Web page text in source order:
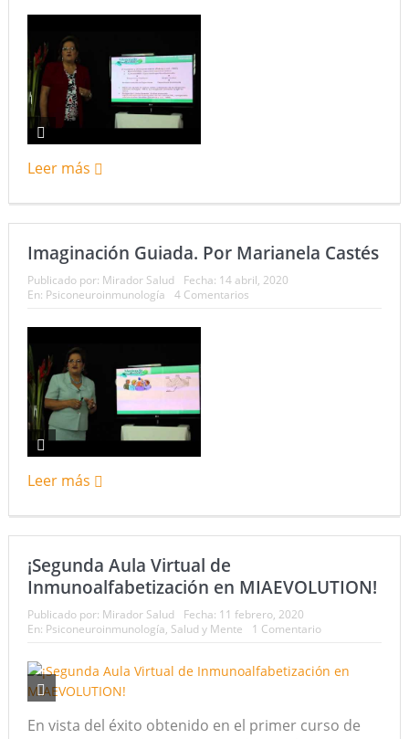
Leer más
Imaginación Guiada. Por Marianela Castés
Publicado por: Mirador Salud Fecha: 14 abril, 2020
En: Psiconeuroinmunología 4 Comentarios
Leer más
¡Segunda Aula Virtual de
Inmunoalfabetización en MIAEVOLUTION!
Publicado por: Mirador Salud Fecha: 11 febrero, 2020
En: Psiconeuroinmunología, Salud y Mente 1 Comentario
En vista del éxito obtenido en el primer curso de